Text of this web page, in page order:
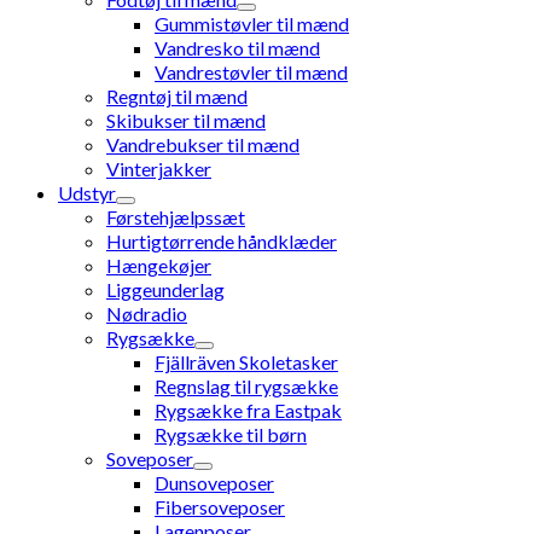
Gummistøvler til mænd
Vandresko til mænd
Vandrestøvler til mænd
Regntøj til mænd
Skibukser til mænd
Vandrebukser til mænd
Vinterjakker
Udstyr
Førstehjælpssæt
Hurtigtørrende håndklæder
Hængekøjer
Liggeunderlag
Nødradio
Rygsække
Fjällräven Skoletasker
Regnslag til rygsække
Rygsække fra Eastpak
Rygsække til børn
Soveposer
Dunsoveposer
Fibersoveposer